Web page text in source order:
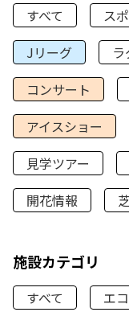
すべて ス
Jリーグ
コンサート
アイスショー
見学ツアー
開花情報
施設カテゴリ
すべて エ